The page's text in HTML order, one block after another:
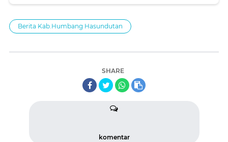
Berita Kab.Humbang Hasundutan
SHARE
komentar